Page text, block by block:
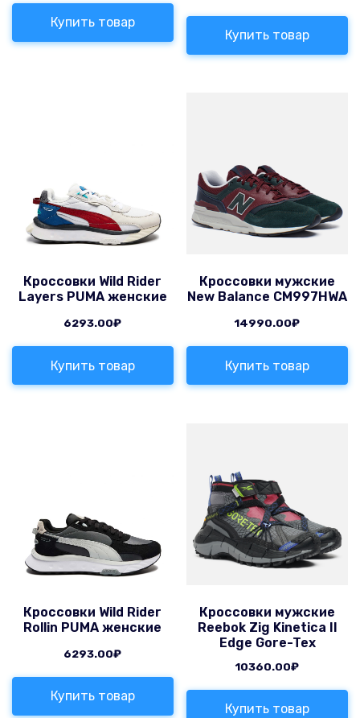
Купить товар
Купить товар
Кроссовки Wild Rider
Layers PUMA женские
6293.00₽
Купить товар
Кроссовки мужские
New Balance CM997HWA
14990.00₽
Купить товар
Кроссовки Wild Rider
Rollin PUMA женские
6293.00₽
Купить товар
Кроссовки мужские
Reebok Zig Kinetica II
Edge Gore-Tex
10360.00₽
Купить товар